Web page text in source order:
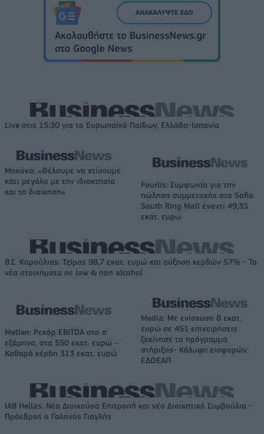
Live στις 15:30 για το Ευρωπαϊκό Παίδων, Ελλάδα-Ισπανία
Μοκόκα: «Θέλουμε να χτίσουμε
κάτι μεγάλο με την ιδιοκτησία
και τη διοίκηση»
Fourlis: Συμφωνία για την
πώληση συμμετοχής στο Sofia
South Ring Mall έναντι 49,35
εκατ. ευρώ
Β.Σ. Καρούλιας: Τζίρος 98,7 εκατ. ευρώ και αύξηση κερδών 57% - Τα
νέα στοιχήματα σε low & non alcohol
Metlen: Ρεκόρ EBITDA στο α'
εξάμηνο, στα 550 εκατ. ευρώ –
Καθαρά κέρδη 313 εκατ. ευρώ
Media: Με ενίσχυση 8 εκατ.
ευρώ σε 451 επιχειρήσεις
ξεκίνησε το πρόγραμμα
στήριξης- Κάλυψη εισφορών
ΕΔΟΕΑΠ
IAB Hellas: Νέα Διοικούσα Επιτροπή και νέο Διοικητικό Συμβούλιο -
Πρόεδρος ο Γαληνός Γιαγλής